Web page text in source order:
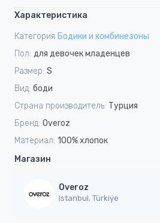
Характеристика
Категория Бодики и комбинезоны
Пол: для девочек младенцев
Размер: S
Вид: боди
Страна производитель: Турция
Бренд: Overoz
Материал: 100% хлопок
Магазин
Overoz
Istanbul, Türkiýe